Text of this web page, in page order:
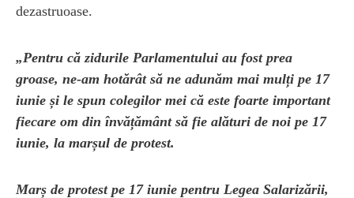
dezastruoase.
„Pentru că zidurile Parlamentului au fost prea
groase, ne-am hotărât să ne adunăm mai mulți pe 17
iunie și le spun colegilor mei că este foarte important
fiecare om din învățământ să fie alături de noi pe 17
iunie, la marșul de protest.
Marș de protest pe 17 iunie pentru Legea Salarizării,